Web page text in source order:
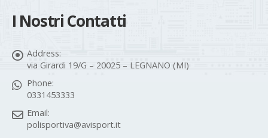
I Nostri Contatti
Address:
via Girardi 19/G – 20025 – LEGNANO (MI)
Phone:
0331453333
Email: